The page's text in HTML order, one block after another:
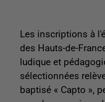
Les inscriptions à
des Hauts-de-
ludique et
sélectionnées
baptisé « Capto »,